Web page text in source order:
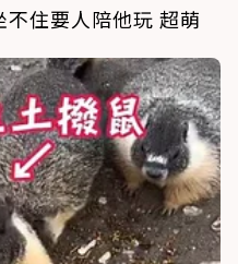
住要人陪他玩 超萌